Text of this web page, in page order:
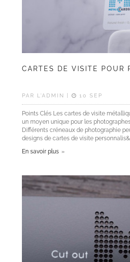
CARTES DE VISITE POUR
PAR L'ADMIN | 10 SEP
Points Clés Les cartes de visite
un moyen unique pour les
Différents créneaux de photographie
designs de cartes de visite
En savoir plus